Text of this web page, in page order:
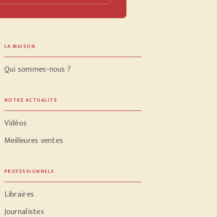
LA MAISON
Qui sommes-nous ?
NOTRE ACTUALITÉ
Vidéos
Meilleures ventes
PROFESSIONNELS
Libraires
Journalistes